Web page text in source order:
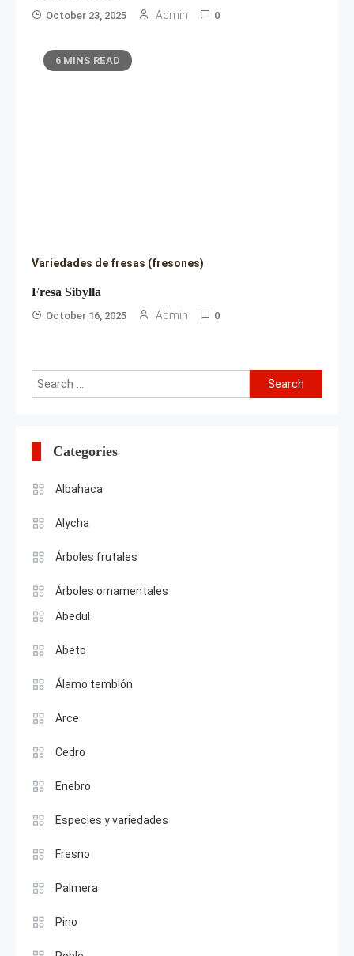
October 23, 2025 Admin 0
6 MINS READ
Variedades de fresas (fresones)
Fresa Sibylla
October 16, 2025 Admin 0
Search
for:
Categories
Albahaca
Alycha
Árboles frutales
Árboles ornamentales
Abedul
Abeto
Álamo temblón
Arce
Cedro
Enebro
Especies y variedades
Fresno
Palmera
Pino